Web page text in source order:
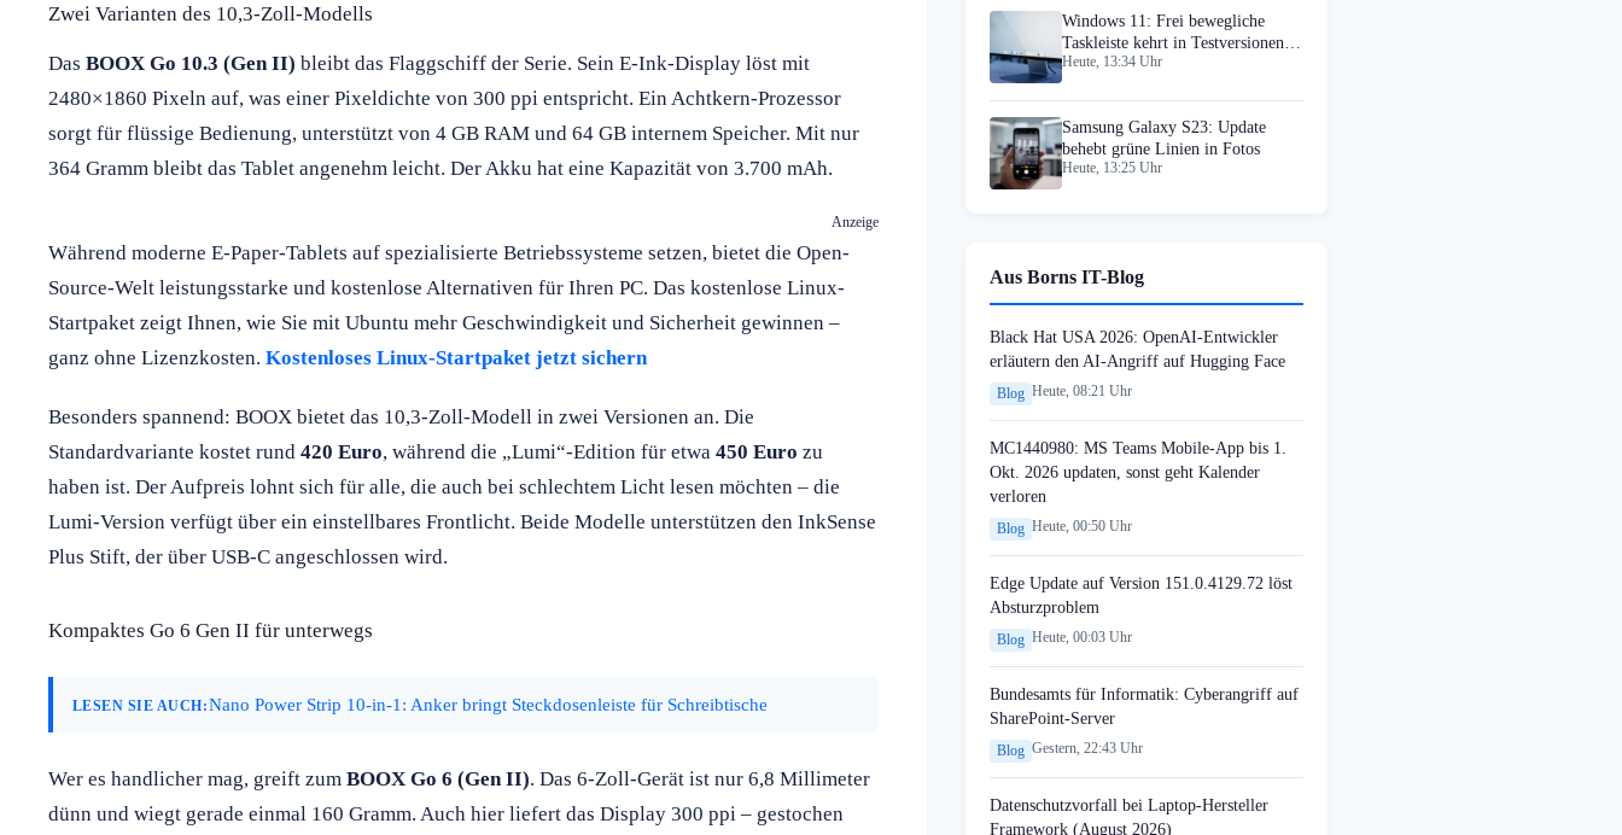
Zwei Varianten des 10,3-Zoll-Modells
Das BOOX Go 10.3 (Gen II) bleibt das Flaggschiff der Serie. Sein E-Ink-Display löst mit
2480×1860 Pixeln auf, was einer Pixeldichte von 300 ppi entspricht. Ein Achtkern-Prozessor
sorgt für flüssige Bedienung, unterstützt von 4 GB RAM und 64 GB internem Speicher. Mit nur
364 Gramm bleibt das Tablet angenehm leicht. Der Akku hat eine Kapazität von 3.700 mAh.
Anzeige
Während moderne E-Paper-Tablets auf spezialisierte Betriebssysteme setzen, bietet die Open-
Source-Welt leistungsstarke und kostenlose Alternativen für Ihren PC. Das kostenlose Linux-
Startpaket zeigt Ihnen, wie Sie mit Ubuntu mehr Geschwindigkeit und Sicherheit gewinnen –
ganz ohne Lizenzkosten. Kostenloses Linux-Startpaket jetzt sichern
Besonders spannend: BOOX bietet das 10,3-Zoll-Modell in zwei Versionen an. Die
Standardvariante kostet rund 420 Euro, während die „Lumi“-Edition für etwa 450 Euro zu
haben ist. Der Aufpreis lohnt sich für alle, die auch bei schlechtem Licht lesen möchten – die
Lumi-Version verfügt über ein einstellbares Frontlicht. Beide Modelle unterstützen den InkSense
Plus Stift, der über USB-C angeschlossen wird.
Kompaktes Go 6 Gen II für unterwegs
LESEN SIE AUCH:Nano Power Strip 10-in-1: Anker bringt Steckdosenleiste für Schreibtische
Wer es handlicher mag, greift zum BOOX Go 6 (Gen II). Das 6-Zoll-Gerät ist nur 6,8 Millimeter
dünn und wiegt gerade einmal 160 Gramm. Auch hier liefert das Display 300 ppi – gestochen
Windows 11: Frei bewegliche
Taskleiste kehrt in Testversionen
zurück
Heute, 13:34 Uhr
Samsung Galaxy S23: Update
behebt grüne Linien in Fotos
Heute, 13:25 Uhr
Aus Borns IT-Blog
Black Hat USA 2026: OpenAI-Entwickler
erläutern den AI-Angriff auf Hugging Face
Blog Heute, 08:21 Uhr
MC1440980: MS Teams Mobile-App bis 1.
Okt. 2026 updaten, sonst geht Kalender
verloren
Blog Heute, 00:50 Uhr
Edge Update auf Version 151.0.4129.72 löst
Absturzproblem
Blog Heute, 00:03 Uhr
Bundesamts für Informatik: Cyberangriff auf
SharePoint-Server
Blog Gestern, 22:43 Uhr
Datenschutzvorfall bei Laptop-Hersteller
Framework (August 2026)